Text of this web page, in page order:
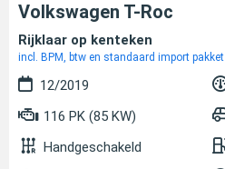
Volkswagen T-Roc
Rijklaar op kenteken
incl. BPM, btw en standaard import pakket
12/2019
116 PK (85 KW)
Handgeschakeld